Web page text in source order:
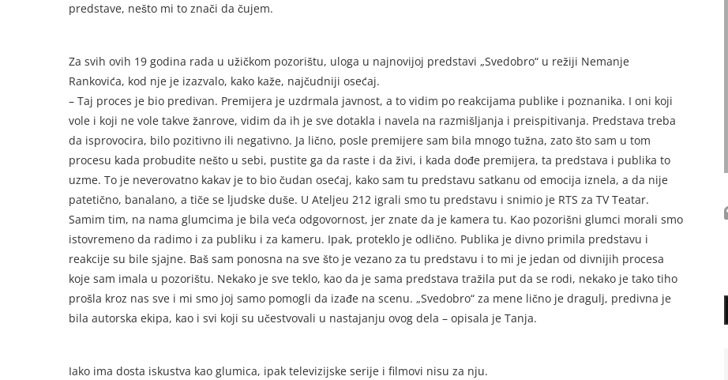
predstave, nešto mi to znači da čujem.
Za svih ovih 19 godina rada u užičkom pozorištu, uloga u najnovijoj predstavi „Svedobro“ u režiji Nemanje
Rankovića, kod nje je izazvalo, kako kaže, najčudniji osećaj.
– Taj proces je bio predivan. Premijera je uzdrmala javnost, a to vidim po reakcijama publike i poznanika. I oni koji
vole i koji ne vole takve žanrove, vidim da ih je sve dotakla i navela na razmišljanja i preispitivanja. Predstava treba
da isprovocira, bilo pozitivno ili negativno. Ja lično, posle premijere sam bila mnogo tužna, zato što sam u tom
procesu kada probudite nešto u sebi, pustite ga da raste i da živi, i kada dođe premijera, ta predstava i publika to
uzme. To je neverovatno kakav je to bio čudan osećaj, kako sam tu predstavu satkanu od emocija iznela, a da nije
patetično, banalano, a tiče se ljudske duše. U Ateljeu 212 igrali smo tu predstavu i snimio je RTS za TV Teatar.
Samim tim, na nama glumcima je bila veća odgovornost, jer znate da je kamera tu. Kao pozorišni glumci morali smo
istovremeno da radimo i za publiku i za kameru. Ipak, proteklo je odlično. Publika je divno primila predstavu i
reakcije su bile sjajne. Baš sam ponosna na sve što je vezano za tu predstavu i to mi je jedan od divnijih procesa
koje sam imala u pozorištu. Nekako je sve teklo, kao da je sama predstava tražila put da se rodi, nekako je tako tiho
prošla kroz nas sve i mi smo joj samo pomogli da izađe na scenu. „Svedobro“ za mene lično je dragulj, predivna je
bila autorska ekipa, kao i svi koji su učestvovali u nastajanju ovog dela – opisala je Tanja.
Iako ima dosta iskustva kao glumica, ipak televizijske serije i filmovi nisu za nju.